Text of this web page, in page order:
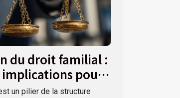
du droit familial :
pour
un pilier de la structure